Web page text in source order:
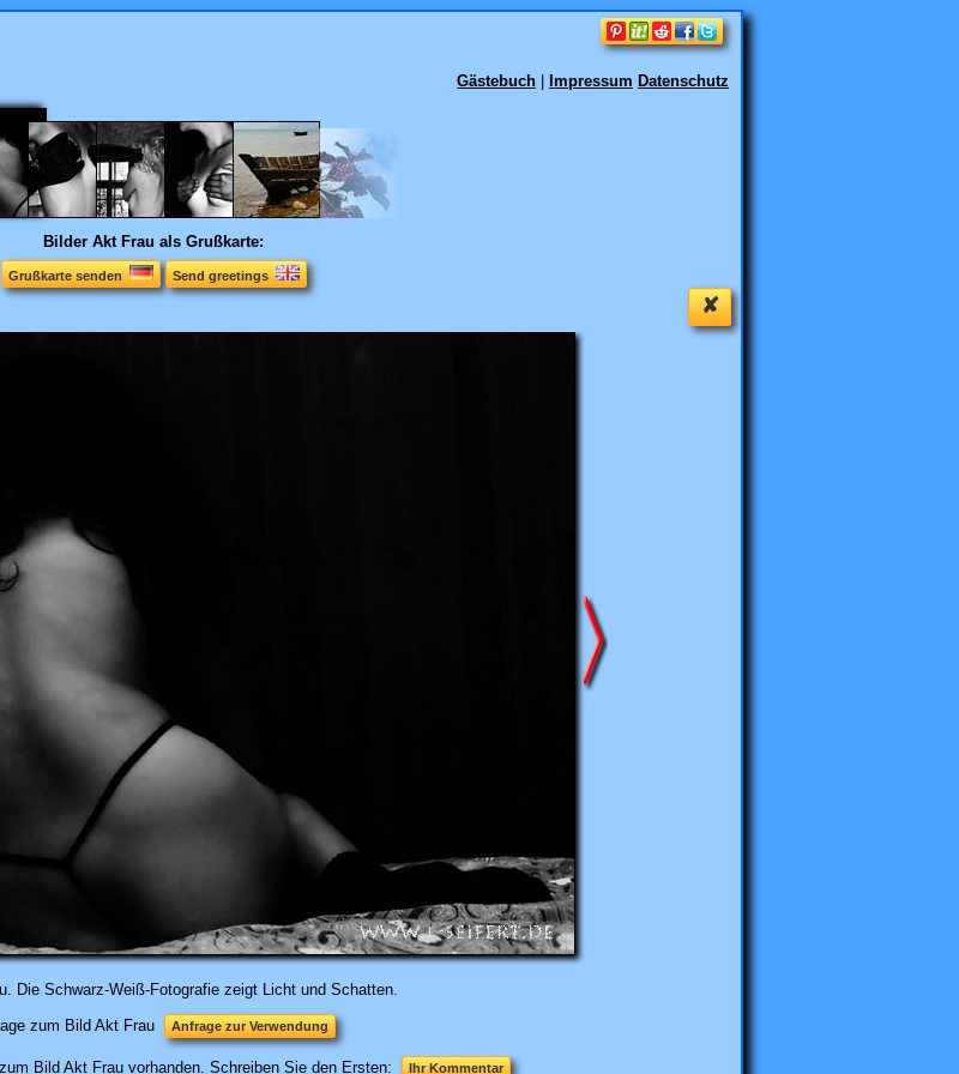
Gästebuch Impressum Datenschutz
Bilder Akt Frau als Grußkarte:
Grußkarte senden Send greetings
✘
Die Schwarz-Weiß-Fotografie zeigt Licht und Schatten.
zum Bild Akt Frau
Anfrage zur Verwendung
Bild Akt Frau vorhanden. Schreiben Sie den Ersten: Ihr Kommentar